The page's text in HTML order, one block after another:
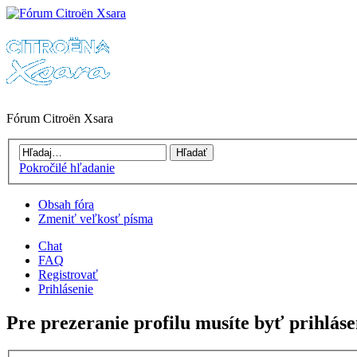
Fórum Citroën Xsara
Pokročilé hľadanie
Obsah fóra
Zmeniť veľkosť písma
Chat
FAQ
Registrovať
Prihlásenie
Pre prezeranie profilu musíte byť